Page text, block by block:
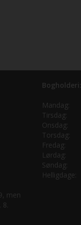
men
Bogholderi:
Mandag:
Tirsdag:
Onsdag:
Torsdag:
Fredag:
Lørdag:
Søndag:
Helligdage: